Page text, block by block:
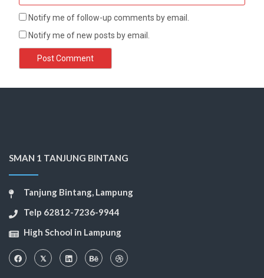
Notify me of follow-up comments by email.
Notify me of new posts by email.
SMAN 1 TANJUNG BINTANG
Tanjung Bintang, Lampung
Telp 62812-7236-9944
High School in Lampung